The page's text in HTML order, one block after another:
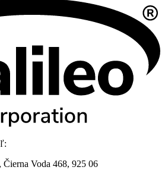
Voda 468, 925 06